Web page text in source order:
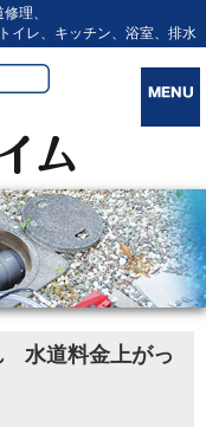
理、
イレ、キッチン、浴室、排水
道料金上がっ